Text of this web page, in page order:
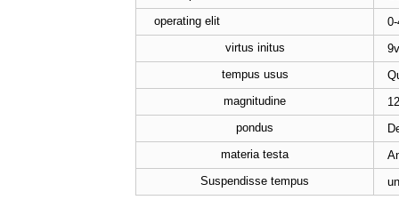
operating elit
virtus initus
tempus usus
magnitudine
pondus
materia testa
Suspendisse tempus